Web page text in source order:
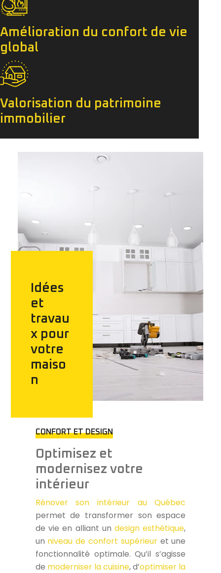
Amélioration du confort de vie
global
Valorisation du patrimoine
immobilier
Idées
et
travau
x pour
votre
maiso
n
CONFORT ET DESIGN
Optimisez et
modernisez votre
intérieur
Rénover son intérieur au Québec
permet de transformer son espace
de vie en alliant undesign esthétique,
un niveau de confort supérieuret une
fonctionnalité optimale. Qu’il s’agisse
de moderniser la cuisine, d’optimiser la